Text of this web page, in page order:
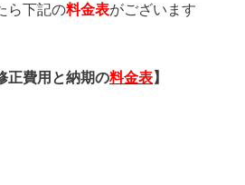
ら下記の料金表がございます
正費用と納期の料金表】